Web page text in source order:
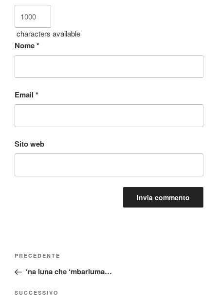
characters available
Nome*
Email *
Sito web
Navigazione
Articolo
precedente:
PRECEDENTE
‘na luna che ‘mbarluma…
Articolo
SUCCESSIVO